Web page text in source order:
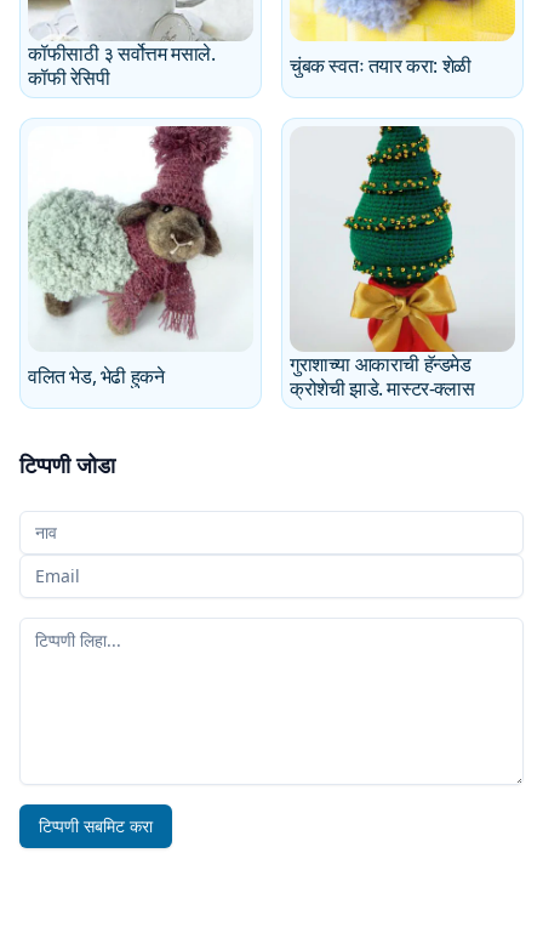
कॉफीसाठी ३ सर्वोत्तम मसाले.
कॉफी रेसिपी
चुंबक स्वतः तयार करा: शेळी
वलित भेड, भेढी हुकने
गुराशाच्या आकाराची हॅन्डमेड
क्रोशेची झाडे. मास्टर-क्लास
टिप्पणी जोडा
तुमचे नाव
तुमचा ईमेल
तुमची टिप्पणी
टिप्पणी सबमिट करा